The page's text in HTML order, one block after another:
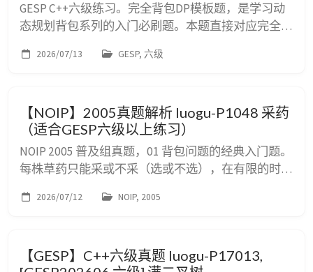
GESP C++六级练习。完全背包DP模板题，是学习动
态规划背包系列的入门必刷题。本题直接对应完全背
态定义、转移方程以及正序遍历的含义。难度⭐⭐。
第 $i$ 种物品的体积为 $w_i$，价值为 $val_i$。 ...
2026/07/13 GESP, 六级
【NOIP】2005真题解析 luogu-P1048 采药
（适合GESP六级以上练习）
NOIP 2005 普及组真题，01 背包问题的经典入门题。
每株草药只能采或不采（选或不选），在有限的时间
生练习。题目难度⭐⭐，洛谷难度等级普及-。 luogu-
大的医师。为此，他想拜附近最有威望的医师为师。
2026/07/12 NOIP, 2005
【GESP】C++六级真题 luogu-P17013,